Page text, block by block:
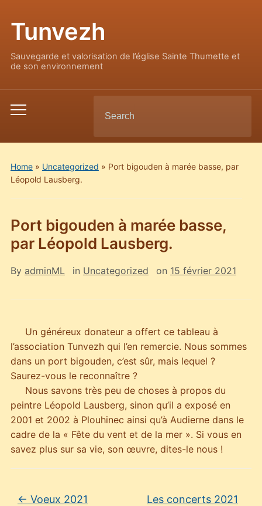
Tunvezh
Sauvegarde et valorisation de l’église Sainte Thumette et
de son environnement
Toggle
menu
for:
Home» Uncategorized » Port bigouden à marée basse, par
Léopold Lausberg.
Port bigouden à marée basse,
par Léopold Lausberg.
By adminML in Uncategorized on 15 février 2021
Un généreux donateur a offert ce tableau à
l’association Tunvezh qui l’en remercie. Nous sommes
dans un port bigouden, c’est sûr, mais lequel ?
Saurez-vous le reconnaître ?
Nous savons très peu de choses à propos du
peintre Léopold Lausberg, sinon qu’il a exposé en
2001 et 2002 à Plouhinec ainsi qu’à Audierne dans le
cadre de la « Fête du vent et de la mer ». Si vous en
savez plus sur sa vie, son œuvre, dites-le nous !
← Voeux 2021
Les concerts 2021